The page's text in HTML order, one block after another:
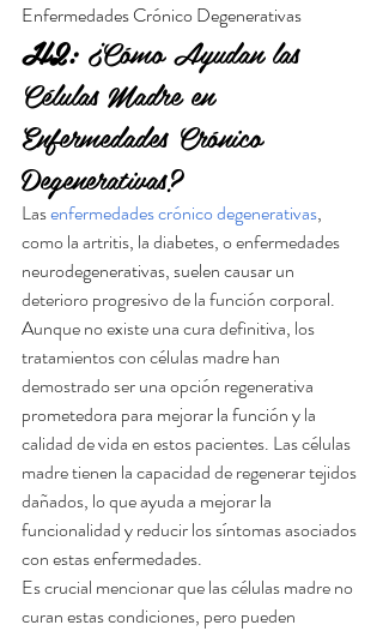
Enfermedades Crónico Degenerativas
H2: ¿Cómo Ayudan las
Células Madre en
Enfermedades Crónico
Degenerativas?
Las enfermedades crónico degenerativas,
como la artritis, la diabetes, o enfermedades
neurodegenerativas, suelen causar un
deterioro progresivo de la función corporal.
Aunque no existe una cura definitiva, los
tratamientos con células madre han
demostrado ser una opción regenerativa
prometedora para mejorar la función y la
calidad de vida en estos pacientes. Las células
madre tienen la capacidad de regenerar tejidos
dañados, lo que ayuda a mejorar la
funcionalidad y reducir los síntomas asociados
con estas enfermedades.
Es crucial mencionar que las células madre no
curan estas condiciones, pero pueden